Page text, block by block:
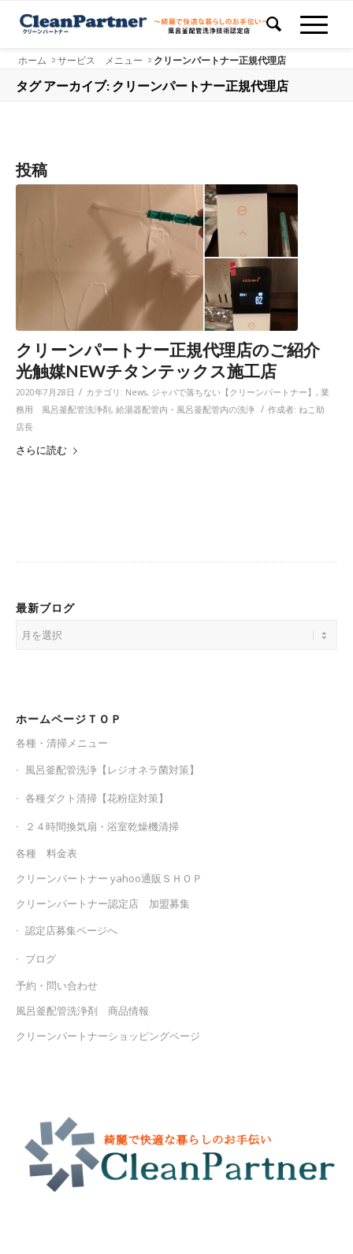
ホーム >サービス メニュー > クリーンパートナー正規代理店
タグ アーカイブ: クリーンパートナー正規代理店
投稿
クリーンパートナー正規代理店のご紹介
光触媒NEWチタンテックス施工店
2020年7月28日 / カテゴリ: News, ジャバで落ちない【クリーンパートナー】 , 業
務用 風呂釜配管洗浄剤, 給湯器配管内・風呂釜配管内の洗浄 / 作成者: ねこ助
店長
さらに読む
最新ブログ
ホームページＴＯＰ
各種・清掃メニュー
風呂釜配管洗浄【レジオネラ菌対策】
各種ダクト清掃【花粉症対策】
２４時間換気扇・浴室乾燥機清掃
各種 料金表
クリーンパートナー yahoo通販ＳＨＯＰ
クリーンパートナー認定店 加盟募集
認定店募集ページへ
ブログ
予約・問い合わせ
風呂釜配管洗浄剤 商品情報
クリーンパートナーショッピングページ